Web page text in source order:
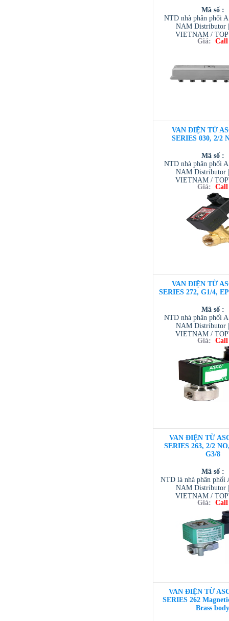
Mã số :
NTD nhà phân phối
NAM Distributor
VIETNAM /
VIETNAM /Giá: Call
VAN ĐIỆN TỪ
SERIES 030, 2/2
Mã số :
NTD nhà phân phối
NAM Distributor
VIETNAM /
VIETNAM /
/ TESCOM
Giá: Call
VAN ĐIỆN TỪ
SERIES 272, G1/4,
Mã số :
NTD nhà phân phối
NAM Distributor
VIETNAM /
VIETNAM /
/ TESCOM
Giá: Call
VAN ĐIỆN TỪ
SERIES 263, 2/2
G3/8
Mã số :
NTD là nhà phân phối
NAM Distributor
VIETNAM /
VIETNAM /
/ TESCOM
Giá: Call
VAN ĐIỆN TỪ
SERIES 262
Brass body